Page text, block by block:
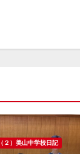
（２）美山中学校日記